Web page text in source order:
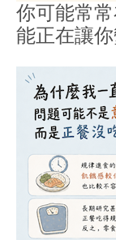
你可能常
能正在讓